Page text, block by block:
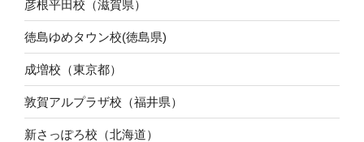
彦根平田校（滋賀県）
徳島ゆめタウン校(徳島県)
成増校（東京都）
敦賀アルプラザ校（福井県）
新さっぽろ校（北海道）